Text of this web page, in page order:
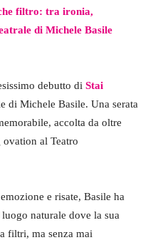
filtro: tra ironia,
di Michele Basile
debutto di Stai
di Michele Basile. Una serata
accolta da oltre
al Teatro
e risate, Basile ha
naturale dove la sua
filtri, ma senza mai